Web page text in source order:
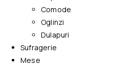
Comode
Oglinzi
Dulapuri
Sufragerie
Mese